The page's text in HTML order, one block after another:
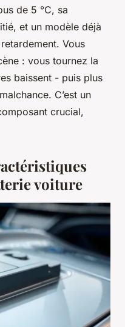
de 5 °C, sa
et un modèle déjà
Vous
: vous tournez la
baissent - puis plus
C’est un
crucial,
voiture